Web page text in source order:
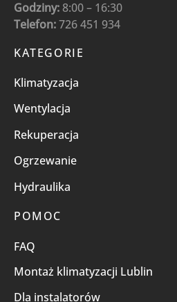
Godziny: 8:00 – 16:30
Telefon:726 451 934
KATEGORIE
Klimatyzacja
Wentylacja
Rekuperacja
Ogrzewanie
Hydraulika
POMOC
FAQ
Montaż klimatyzacji Lublin
Dla instalatorów